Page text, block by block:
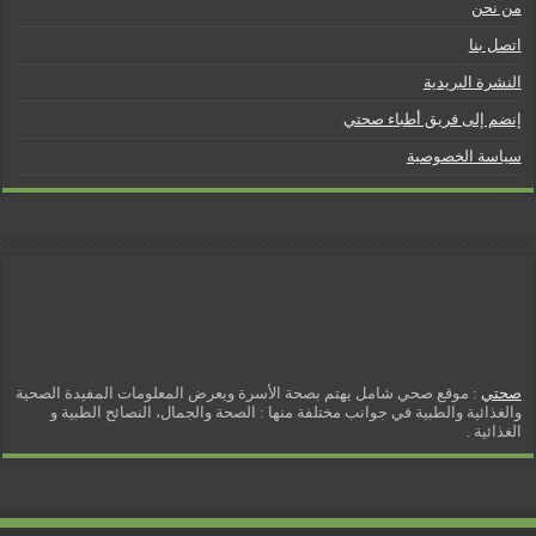
من نحن
اتصل بنا
النشرة البريدية
إنضم إلى فريق أطباء صحتي
سياسة الخصوصية
صحتي : موقع صحي شامل يهتم بصحة الأسرة ويعرض المعلومات المفيدة الصحية
والغذائية والطبية في جوانب مختلفة منها : الصحة والجمال، النصائح الطبية و
الغذائية .